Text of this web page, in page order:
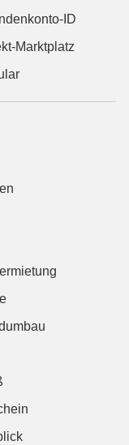
ID
Marktplatz